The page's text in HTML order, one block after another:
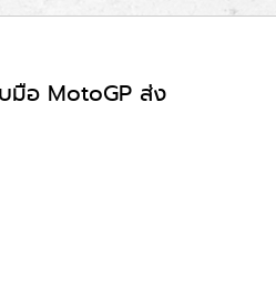
บมือ MotoGP ส่ง